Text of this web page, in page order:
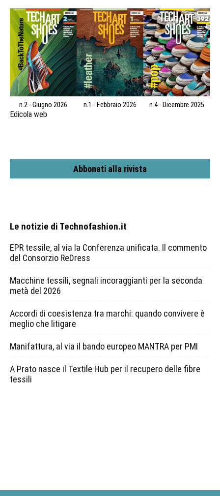
n.2 - Giugno 2026 n.1 - Febbraio 2026 n.4 - Dicembre 2025
Edicola web
Abbonati alla rivista
Le notizie di Technofashion.it
EPR tessile, al via la Conferenza unificata. Il commento
del Consorzio ReDress
Macchine tessili, segnali incoraggianti per la seconda
metà del 2026
Accordi di coesistenza tra marchi: quando convivere è
meglio che litigare
Manifattura, al via il bando europeo MANTRA per PMI
A Prato nasce il Textile Hub per il recupero delle fibre
tessili